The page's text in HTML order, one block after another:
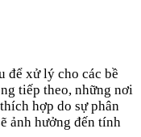
để xử lý cho các bề
tiếp theo, những nơi
hợp do sự phân
ảnh hưởng đến tính